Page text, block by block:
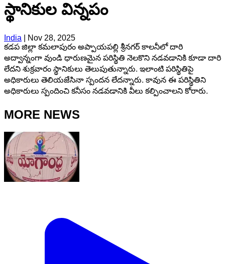
స్థానికుల విన్నపం
India
Nov 28, 2025
కడప జిల్లా కమలాపురం అప్పాయపల్లి శ్రీనగర్ కాలనీలో దారి
అద్వాన్నంగా వుండి ధారుణమైన పరిస్థితి నెలకొని నడవడానికి కూడా దారి
లేదని శుక్రవారం స్థానికులు తెలుపుతున్నారు. ఇలాంటి పరిస్థితిపై
అధికారులు తెలియజేసినా స్పందన లేదన్నారు. కావున ఈ పరిస్థితిని
అధికారులు స్పందించి కనీసం నడవడానికి వీలు కల్పించాలని కోరారు.
MORE NEWS